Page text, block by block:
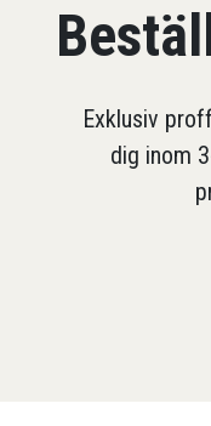
Exklusiv
dig inom